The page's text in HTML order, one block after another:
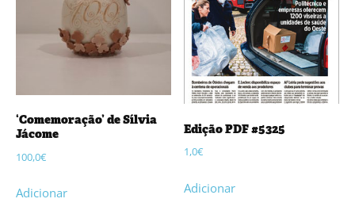
‘Comemoração’ de Sílvia
Jácome
100,0€
Adicionar
Edição PDF #5325
1,0€
Adicionar